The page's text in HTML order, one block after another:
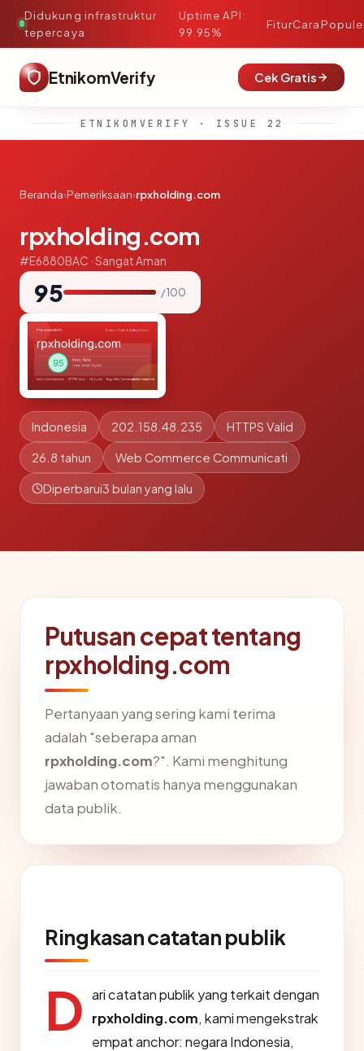
Didukung infrastruktur
tepercaya
·
Uptime API:
99.95%
FiturCara
EtnikomVerify Cek Gratis
ETNIKOMVERIFY · ISSUE 22
Beranda›Pemeriksaan›rpxholding.com
rpxholding.com
#E6880BAC · Sangat Aman
95 / 100
Indonesia 202.158.48.235 HTTPS Valid
26.8 tahun Web Commerce Communicati
Diperbarui3 bulan yang lalu
Putusan cepat tentang
rpxholding.com
Pertanyaan yang sering kami terima
adalah "seberapa aman
rpxholding.com?". Kami menghitung
jawaban otomatis hanya menggunakan
data publik.
Ringkasan catatan publik
D ari catatan publik yang terkait dengan
rpxholding.com, kami mengekstrak
empat anchor: negara Indonesia,